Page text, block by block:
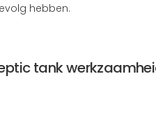
hebben.
tank